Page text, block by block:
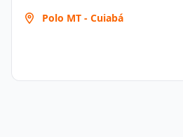
Polo MT - Cuiabá